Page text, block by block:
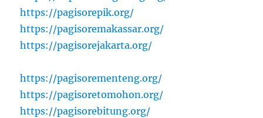
https://pagisorepik.org/
https://pagisoremakassar.org/
https://pagisorejakarta.org/
https://pagisorementeng.org/
https://pagisoretomohon.org/
https://pagisorebitung.org/